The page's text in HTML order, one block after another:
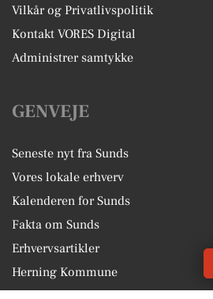
Vilkår og Privatlivspolitik
Kontakt VORES Digital
Administrer samtykke
GENVEJE
Seneste nyt fra Sunds
Vores lokale erhverv
Kalenderen for Sunds
Fakta om Sunds
Erhvervsartikler
Herning Kommune